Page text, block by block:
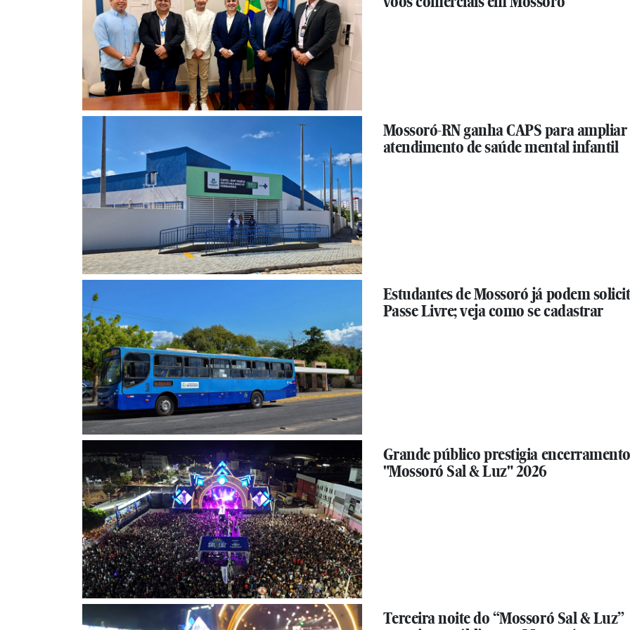
Mossoró-RN ganha CAPS para ampliar
atendimento de saúde mental infantil
Estudantes de Mossoró já podem
Passe Livre; veja como se cadastrar
Grande público prestigia
"Mossoró Sal & Luz" 2026
Terceira noite do “Mossoró Sal & Luz”